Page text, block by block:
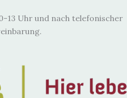
13 Uhr und nach telefonischer